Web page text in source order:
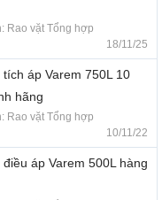
Rao vặt Tổng hợp
18/11/25
áp Varem 750L 10
hãng
Rao vặt Tổng hợp
10/11/22
áp Varem 500L hàng